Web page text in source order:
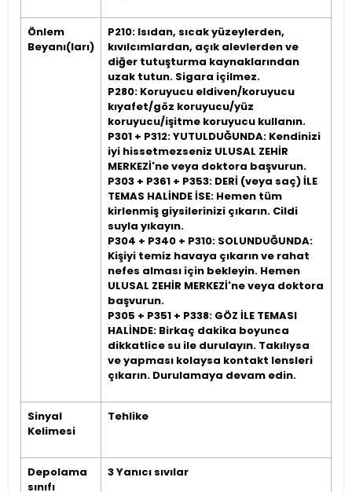
Önlem
Beyanı(ları)
P210: Isıdan, sıcak yüzeylerden,
kıvılcımlardan, açık alevlerden ve
diğer tutuşturma kaynaklarından
uzak tutun. Sigara içilmez.
P280: Koruyucu eldiven/koruyucu
kıyafet/göz koruyucu/yüz
koruyucu/işitme koruyucu kullanın.
P301 + P312: YUTULDUĞUNDA: Kendinizi
iyi hissetmezseniz ULUSAL ZEHİR
MERKEZİ'ne veya doktora başvurun.
P303 + P361 + P353: DERİ (veya saç) İLE
TEMAS HALİNDE İSE: Hemen tüm
kirlenmiş giysilerinizi çıkarın. Cildi
suyla yıkayın.
P304 + P340 + P310: SOLUNDUĞUNDA:
Kişiyi temiz havaya çıkarın ve rahat
nefes alması için bekleyin. Hemen
ULUSAL ZEHİR MERKEZİ'ne veya doktora
başvurun.
P305 + P351 + P338: GÖZ İLE TEMASI
HALİNDE: Birkaç dakika boyunca
dikkatlice su ile durulayın. Takılıysa
ve yapması kolaysa kontakt lensleri
çıkarın. Durulamaya devam edin.
Sinyal
Kelimesi
Tehlike
Depolama
sınıfı
3 Yanıcı sıvılar